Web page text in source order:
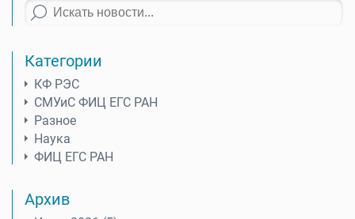
Категории
КФ РЭС
СМУиС ФИЦ ЕГС РАН
Разное
Наука
ФИЦ ЕГС РАН
Архив